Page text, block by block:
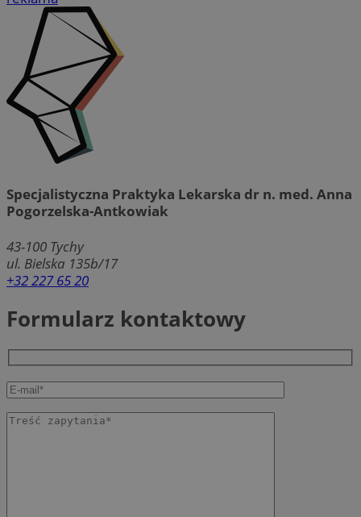
Specjalistyczna Praktyka Lekarska dr n. med. Anna
Pogorzelska-Antkowiak
43-100 Tychy
ul. Bielska 135b/17
+32 227 65 20
Formularz kontaktowy